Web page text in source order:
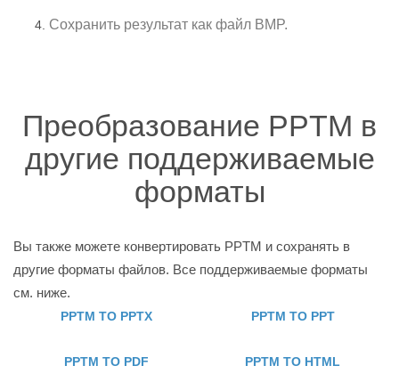
Сохранить результат как файл BMP.
Преобразование PPTM в
другие поддерживаемые
форматы
Вы также можете конвертировать PPTM и сохранять в
другие форматы файлов. Все поддерживаемые форматы
см. ниже.
PPTM TO PPTX PPTM TO PPT
PPTM TO PDF PPTM TO HTML